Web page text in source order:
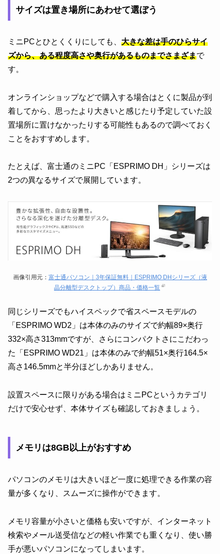
サイズは置き場所にあわせて選ぼう
ミニPCとひとくくりにしても、 大きな差は手のひらサイ
ズから、ある程度高さや奥行があるものまでさまざまで
す。
オンラインショップなどで購入する場合はとくに製品が到
着してから、思ったより大きいと感じたり予定していた設
置場所に置けなかったりする可能性もあるので調べておく
ことをおすすめします。
たとえば、富士通のミニPC「ESPRIMO DH」シリーズは
2つの異なるサイズで展開しています。
画像引用元： 富士通パソコン｜3年保証無料｜ESPRIMO DHシリーズ（液
晶分離型デスクトップ）商品・価格一覧
同じシリーズでもハイスペックで省スペースモデルの
「ESPRIMO WD2」は本体のみのサイズで約幅89×奥行
332×高さ313mmですが、さらにコンパクトさにこだわっ
た「ESPRIMO WD21」は本体のみで約幅51×奥行164.5×
高さ146.5mmと半分ほどしかありません。
設置スペースに限りがある場合はミニPCというカテゴリ
だけで安心せず、本体サイズも確認しておきましょう。
メモリは8GB以上がおすすめ
パソコンのメモリは大きいほど一度に処理できる作業の容
量が多くなり、スムーズに操作ができます。
メモリ容量が小さいと価格も安いですが、インターネット
検索やメール送受信などの軽い作業でも重くなり、使い勝
手が悪いパソコンになってしまいます。